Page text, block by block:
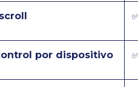
por dispositivo